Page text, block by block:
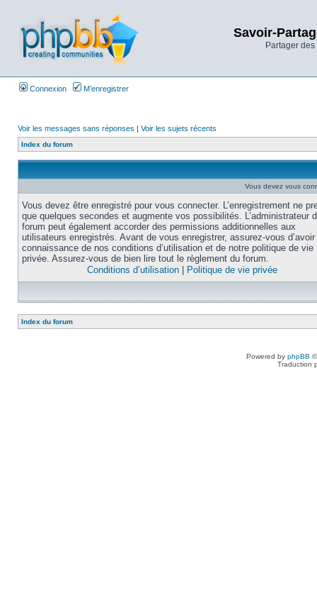
Savoir-
Partager
Connexion M’enregistrer
Voir les messages sans réponses | Voir les sujets récents
Index du forum
Vous devez vous
Vous devez être enregistré pour vous connecter. L’enregistrement ne
que quelques secondes et augmente vos possibilités. L’administrateur
forum peut également accorder des permissions additionnelles aux
utilisateurs enregistrés. Avant de vous enregistrer, assurez-vous
connaissance de nos conditions d’utilisation et de notre politique de vie
privée. Assurez-vous de bien lire tout le règlement du forum.
Conditions d’utilisation
Politique de vie privée
Index du forum
Powered by phpBB
Traduction